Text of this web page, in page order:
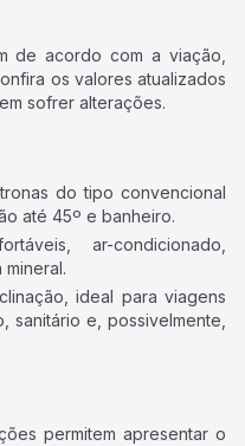
de acordo com a viação,
os valores atualizados
sofrer alterações.
do tipo convencional
até 45º e banheiro.
ar-condicionado,
ideal para viagens
sanitário e, possivelmente,
permitem apresentar o